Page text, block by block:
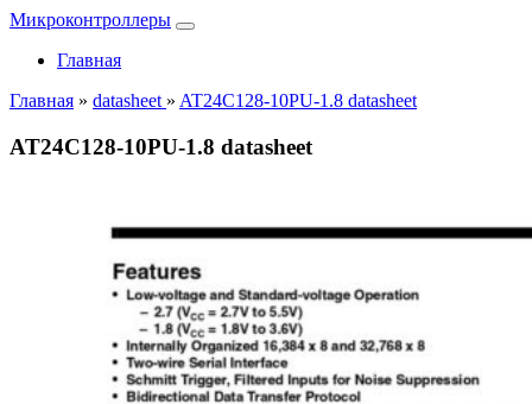
Микроконтроллеры
Главная
Главная » datasheet » AT24C128-10PU-1.8 datasheet
AT24C128-10PU-1.8 datasheet